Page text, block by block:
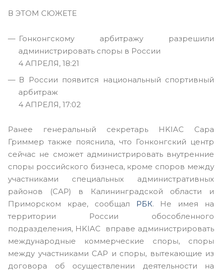
В ЭТОМ СЮЖЕТЕ
Гонконгскому арбитражу разрешили
администрировать споры в России
4 АПРЕЛЯ, 18:21
В России появится национальный спортивный
арбитраж
4 АПРЕЛЯ, 17:02
Ранее генеральный секретарь HKIAC Сара
Гриммер также пояснила, что Гонконгский центр
сейчас не сможет администрировать внутренние
споры российского бизнеса, кроме споров между
участниками специальных административных
районов (САР) в Калининградской области и
Приморском крае, сообщал РБК. Не имея на
территории России обособленного
подразделения, HKIAC вправе администрировать
международные коммерческие споры, споры
между участниками САР и споры, вытекающие из
договора об осуществлении деятельности на